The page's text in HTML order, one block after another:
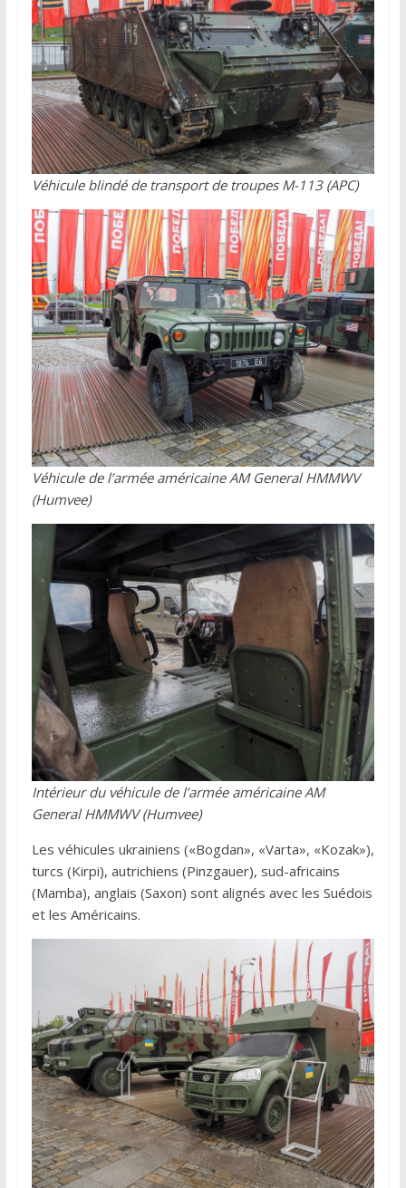
Véhicule blindé de transport de troupes M-113 (APC)
Véhicule de l’armée américaine AM General HMMWV
(Humvee)
Intérieur du véhicule de l’armée américaine AM
General HMMWV (Humvee)
Les véhicules ukrainiens («Bogdan», «Varta», «Kozak»),
turcs (Kirpi), autrichiens (Pinzgauer), sud-africains
(Mamba), anglais (Saxon) sont alignés avec les Suédois
et les Américains.